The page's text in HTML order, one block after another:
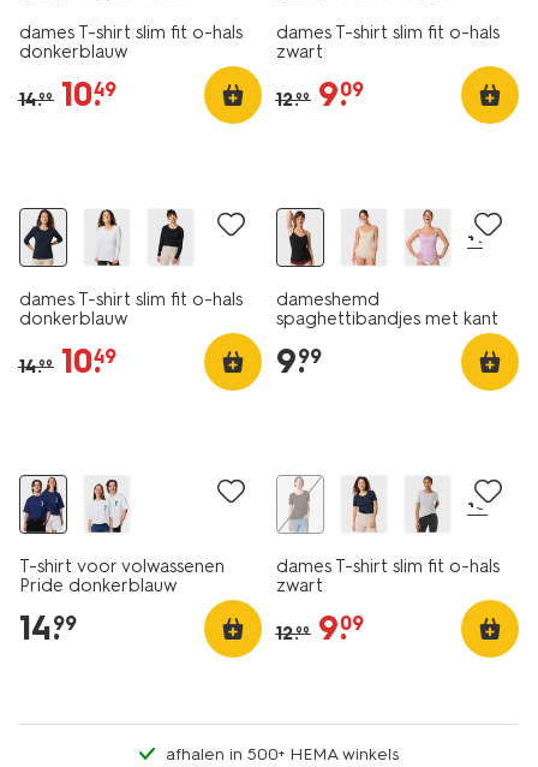
dames T-shirt slim fit o-hals
donkerblauw
14.99 10.
49
dames T-shirt slim fit o-hals
zwart
12.99 9.
09
dames T-shirt slim fit o-hals
donkerblauw
14.99 10.
49
+1
dameshemd
spaghettibandjes met kant
9.
99
T-shirt voor volwassenen
Pride donkerblauw
14.
99
+5
dames T-shirt slim fit o-hals
zwart
12.99 9.
09
afhalen in 500+ HEMA winkels